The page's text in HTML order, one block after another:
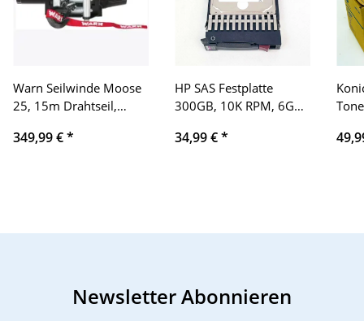
Warn Seilwinde Moose
25, 15m Drahtseil,
robust, vielseitig für
349,99 €*
HP SAS Festplatte
300GB, 10K RPM, 6G
597609-001, Hot-Swap,
34,99 €*
mit
Newsletter Abonnieren